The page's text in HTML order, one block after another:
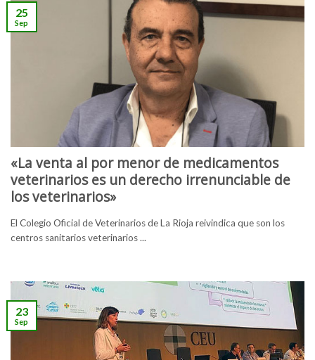
«La venta al por menor de medicamentos
veterinarios es un derecho irrenunciable de
los veterinarios»
El Colegio Oficial de Veterinarios de La Rioja reivindica que son los
centros sanitarios veterinarios ...
25
Sep
23
Sep